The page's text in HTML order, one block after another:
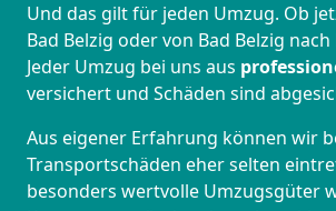
Und das gilt für jeden Umzug. Ob
Bad Belzig oder von Bad Belzig
Jeder Umzug bei uns aus
versichert und Schäden sind
Aus eigener Erfahrung können wir
Transportschäden eher selten
besonders wertvolle Umzugsgüter